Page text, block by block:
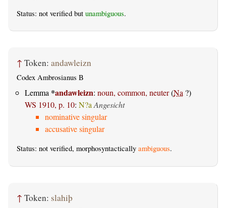
Status: not verified but unambiguous.
↑ Token: andawleizn
Codex Ambrosianus B
Lemma *andawleizn: noun, common, neuter(Na ?)
WS 1910, p. 10: N?aAngesicht
nominative singular
accusative singular
Status: not verified, morphosyntactically ambiguous.
↑ Token: slahiþ